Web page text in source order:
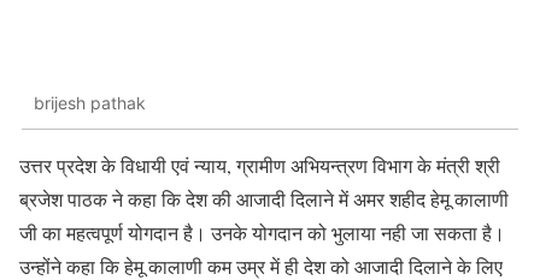
brijesh pathak
उत्तर प्रदेश के विधायी एवं न्याय, ग्रामीण अभियन्त्रण विभाग के मंत्री श्री
ब्रजेश पाठक ने कहा कि देश की आजादी दिलाने में अमर शहीद हेमू कालाणी
जी का महत्वपूर्ण योगदान है। उनके योगदान को भुलाया नही जा सकता है।
उन्होंने कहा कि हेमू कालाणी कम उम्र में ही देश को आजादी दिलाने के लिए